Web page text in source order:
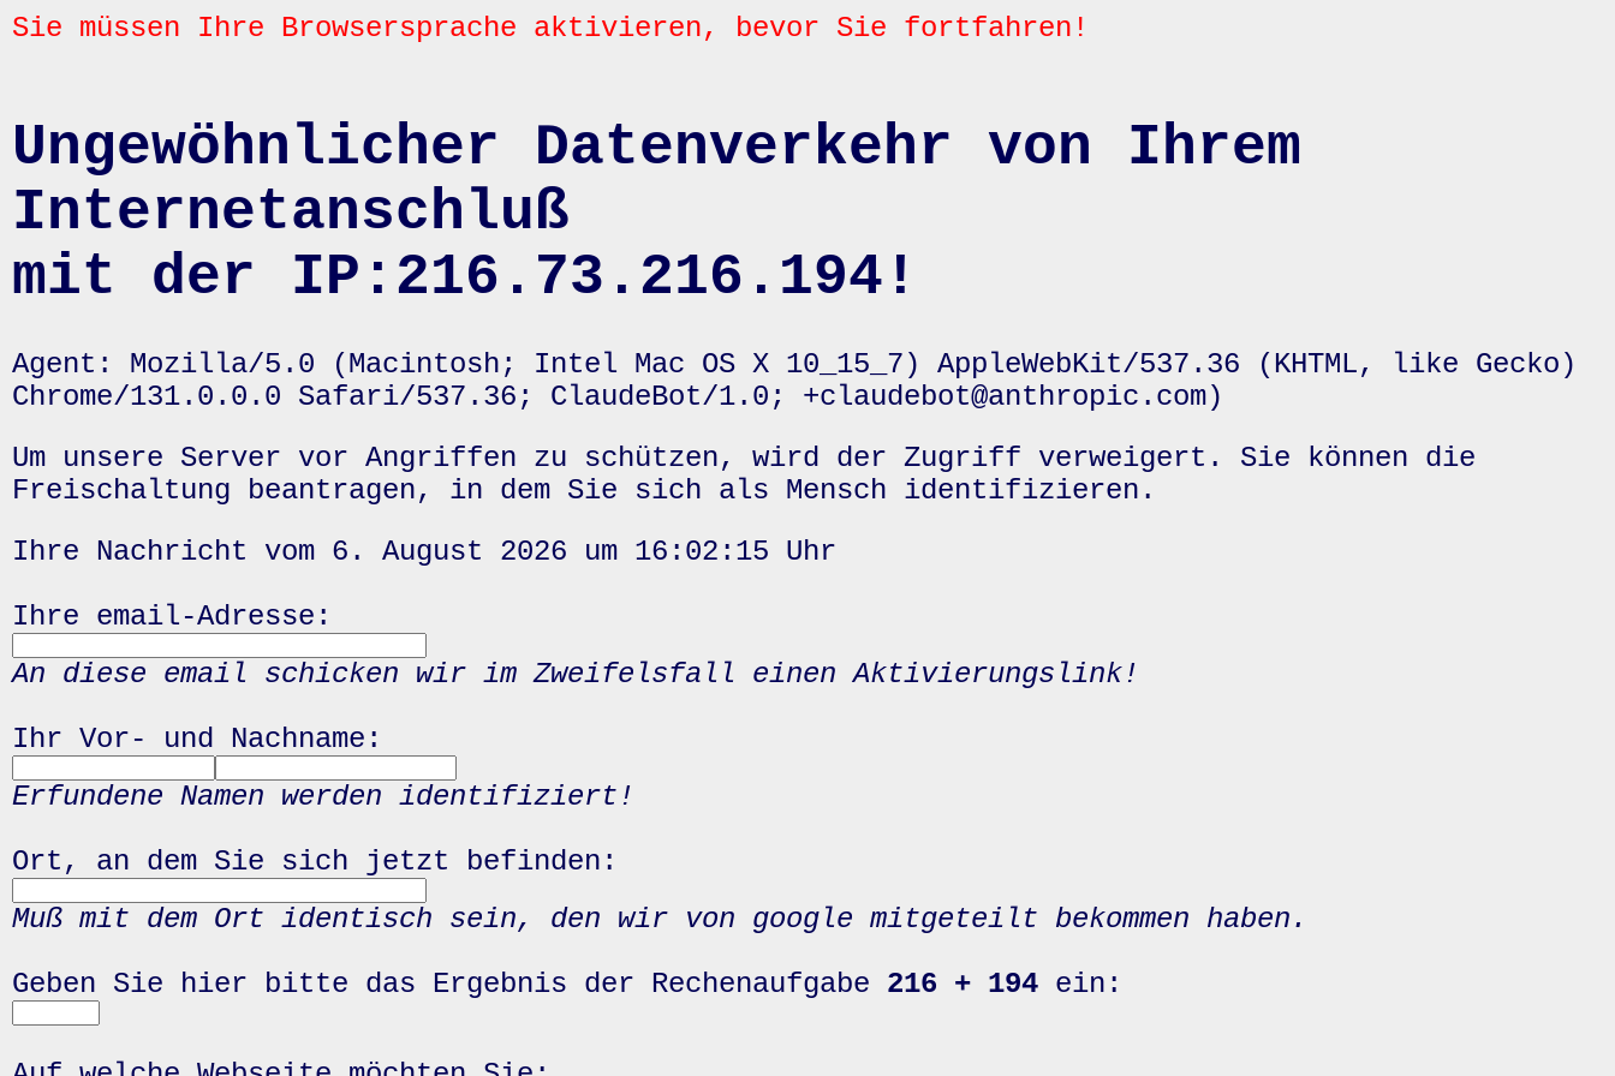
Sie müssen Ihre Browsersprache aktivieren, bevor Sie fortfahren!
Ungewöhnlicher Datenverkehr von Ihrem
Internetanschluß
mit der IP:216.73.216.194!
Agent: Mozilla/5.0 (Macintosh; Intel Mac OS X 10_15_7) AppleWebKit/537.36 (KHTML, like Gecko)
Chrome/131.0.0.0 Safari/537.36; ClaudeBot/1.0; +claudebot@anthropic.com)
Um unsere Server vor Angriffen zu schützen, wird der Zugriff verweigert. Sie können die
Freischaltung beantragen, in dem Sie sich als Mensch identifizieren.
Ihre Nachricht vom 6. August 2026 um 16:02:15 Uhr
Ihre email-Adresse:
An diese email schicken wir im Zweifelsfall einen Aktivierungslink!
Ihr Vor- und Nachname:
Erfundene Namen werden identifiziert!
Ort, an dem Sie sich jetzt befinden:
Muß mit dem Ort identisch sein, den wir von google mitgeteilt bekommen haben.
Geben Sie hier bitte das Ergebnis der Rechenaufgabe 216 + 194 ein: